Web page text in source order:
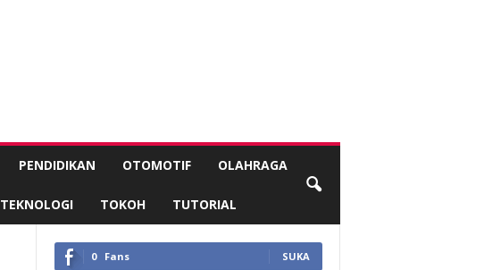
PENDIDIKAN OTOMOTIF OLAHRAGA
TEKNOLOGI TOKOH TUTORIAL
0 Fans SUKA